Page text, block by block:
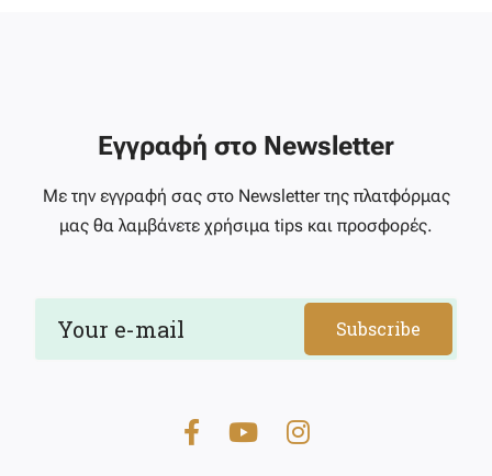
Εγγραφή στο Newsletter
Με την εγγραφή σας στο Newsletter της πλατφόρμας
μας θα λαμβάνετε χρήσιμα tips και προσφορές.
Subscribe